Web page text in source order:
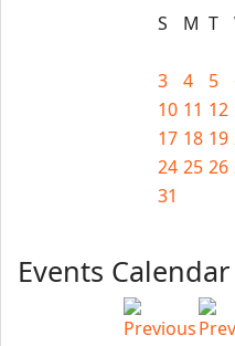
S M T
3
4 5
10 11 12
17 18 19
24 25 26
31
Events Calendar